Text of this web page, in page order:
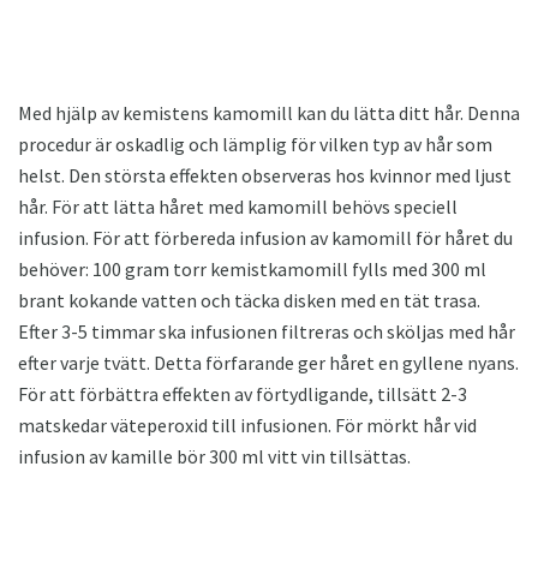
Med hjälp av kemistens kamomill kan du lätta ditt hår. Denna
procedur är oskadlig och lämplig för vilken typ av hår som
helst. Den största effekten observeras hos kvinnor med ljust
hår. För att lätta håret med kamomill behövs speciell
infusion. För att förbereda infusion av kamomill för håret du
behöver: 100 gram torr kemistkamomill fylls med 300 ml
brant kokande vatten och täcka disken med en tät trasa.
Efter 3-5 timmar ska infusionen filtreras och sköljas med hår
efter varje tvätt. Detta förfarande ger håret en gyllene nyans.
För att förbättra effekten av förtydligande, tillsätt 2-3
matskedar väteperoxid till infusionen. För mörkt hår vid
infusion av kamille bör 300 ml vitt vin tillsättas.